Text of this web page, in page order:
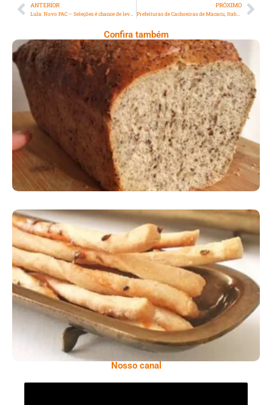
ANTERIOR PRÓXIMO
Prefeituras de Cachoeiras de Macacu, Itaboraí, Rio Bonito e Magé se encontram em evento do Cidades, Salvem seus Rios
Confira também
Comer Bem: Pão Low Carb
Comer Bem: Palitinhos De Cebola E Salsa
Nosso canal